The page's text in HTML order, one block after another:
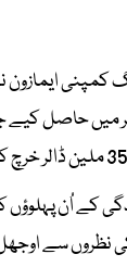
ایمازون
40 ملین ڈالر میں
کے اُن پہلوؤں
نظروں سے